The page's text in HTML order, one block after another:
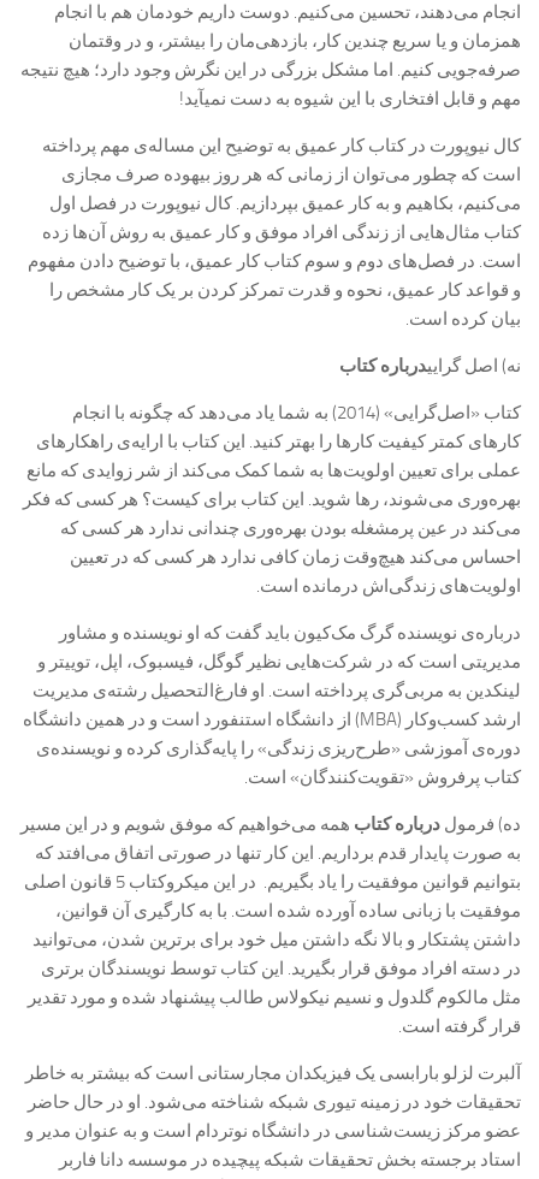
انجام می‌دهند، تحسین می‌کنیم. دوست داریم خودمان هم با انجام
همزمان و یا سریع چندین کار، بازدهی‌مان را بیشتر، و در وقتمان
صرفه‌جویی کنیم. اما مشکل بزرگی در این نگرش وجود دارد؛ هیچ نتیجه
مهم و قابل افتخاری با این شیوه به دست نمیآید!
کال نیوپورت در کتاب کار عمیق به توضیح این مساله‌ی مهم پرداخته
است که چطور می‌توان از زمانی که هر روز بیهوده صرف مجازی
می‌کنیم، بکاهیم و به کار عمیق بپردازیم. کال نیوپورت در فصل اول
کتاب مثال‌هایی از زندگی افراد موفق و کار عمیق به روش آن‌ها زده
است. در فصل‌های دوم و سوم کتاب کار عمیق، با توضیح دادن مفهوم
و قواعد کار عمیق، نحوه و قدرت تمرکز کردن بر یک کار مشخص را
بیان کرده است.
نه) اصل گراییدرباره کتاب
کتاب «اصل‌گرایی» (‌2014) به شما یاد می‌دهد که چگونه با انجام
کارهای کمتر کیفیت کارها را بهتر کنید. این کتاب با ارايه‌ی راهکارهای
عملی برای تعیین اولویت‌ها به شما کمک می‌کند از شر زوايدی که مانع
بهره‌وری می‌شوند، رها شوید. این کتاب برای کیست؟ هر کسی که فکر
می‌کند در عین پرمشغله بودن بهره‌وری چندانی ندارد هر کسی که
احساس می‌کند هیچ‌وقت زمان کافی ندارد هر کسی که در تعیین
اولویت‌های زندگی‌اش درمانده است.
درباره‌ی نویسنده گرگ مک‌کیون باید گفت که او نویسنده و مشاور
مدیریتی است که در شرکت‌هایی نظیر گوگل، فیسبوک، اپل، توییتر و
لینکد‌ین به مربی‌گری پرداخته است. او فارغ‌التحصیل رشته‌ی مدیریت
ارشد کسب‌و‌کار (MBA) از دانشگاه استنفورد است و در همین دانشگاه
دوره‌ی آموزشی «طرح‌ریزی زندگی» را پایه‌گذاری کرده و نویسنده‌ی
کتاب پرفروش «تقویت‌کنندگان» است.
ده) فرمول درباره کتاب همه می‌خواهیم که موفق شویم و در این مسیر
به صورت پایدار قدم برداریم. این کار تنها در صورتی اتفاق می‌افتد که
بتوانیم قوانین موفقیت را یاد بگیریم. در این میکروکتاب 5 قانون اصلی
موفقیت با زبانی ساده آورده شده است. با به کارگیری آن قوانین،
داشتن پشتکار و بالا نگه داشتن میل خود برای برترین شدن، می‌توانید
در دسته افراد موفق قرار بگیرید. این کتاب توسط نویسندگان برتری
مثل مالکوم گلدول و نسیم نیکولاس طالب پیشنهاد شده و مورد تقدیر
قرار گرفته است.
آلبرت لزلو بارابسی یک فیزیکدان مجارستانی است که بیشتر به خاطر
تحقیقات خود در زمینه تيوری شبکه شناخته می‌شود. او در حال حاضر
عضو مرکز زیست‌شناسی در دانشگاه نوتردام است و به عنوان مدیر و
استاد برجسته بخش تحقیقات شبکه پیچیده در موسسه دانا فاربر